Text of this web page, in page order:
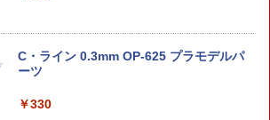
C・ライン 0.3mm OP-625 プラモデルパ
ーツ
￥330